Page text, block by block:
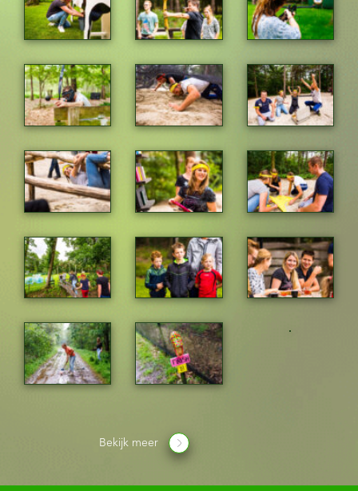
Bekijk meer